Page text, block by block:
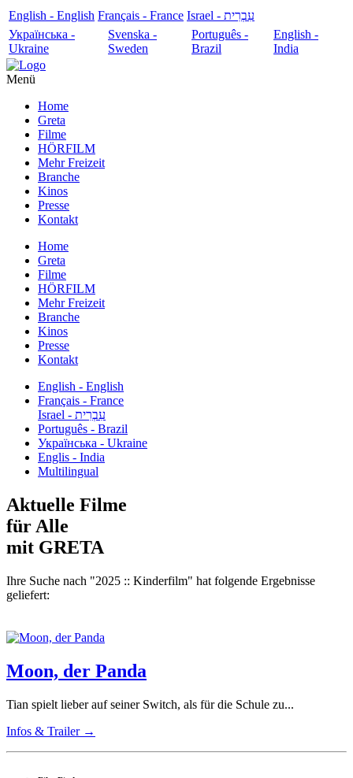
English - English Français - France
עִבְרִית - Israel
Українська -
Ukraine
Svenska -
Sweden
Português -
Brazil
English -
India
Menü
Home
Greta
Filme
HÖRFILM
Mehr Freizeit
Branche
Kinos
Presse
Kontakt
Home
Greta
Filme
HÖRFILM
Mehr Freizeit
Branche
Kinos
Presse
Kontakt
English - English
Français - France
עִבְרִית - Israel
Português - Brazil
Українська - Ukraine
Englis - India
Multilingual
Aktuelle Filme
für Alle
mit GRETA
Ihre Suche nach "2025 :: Kinderfilm" hat folgende Ergebnisse
geliefert:
Moon, der Panda
Tian spielt lieber auf seiner Switch, als für die Schule zu...
Infos & Trailer →